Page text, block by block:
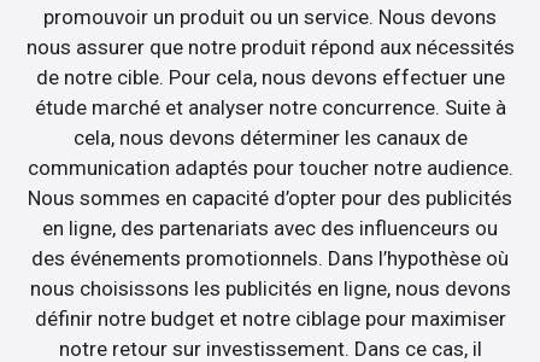
promouvoir un produit ou un service. Nous devons
nous assurer que notre produit répond aux nécessités
de notre cible. Pour cela, nous devons effectuer une
étude marché et analyser notre concurrence. Suite à
cela, nous devons déterminer les canaux de
communication adaptés pour toucher notre audience.
Nous sommes en capacité d’opter pour des publicités
en ligne, des partenariats avec des influenceurs ou
des événements promotionnels. Dans l’hypothèse où
nous choisissons les publicités en ligne, nous devons
définir notre budget et notre ciblage pour maximiser
notre retour sur investissement. Dans ce cas, il